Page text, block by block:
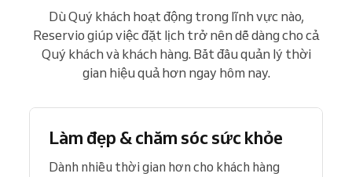
Dù Quý khách hoạt động trong lĩnh vực nào,
Reservio giúp việc đặt lịch trở nên dễ dàng cho cả
Quý khách và khách hàng. Bắt đầu quản lý thời
gian hiệu quả hơn ngay hôm nay.
Làm đẹp & chăm sóc sức khỏe
Dành nhiều thời gian hơn cho khách hàng